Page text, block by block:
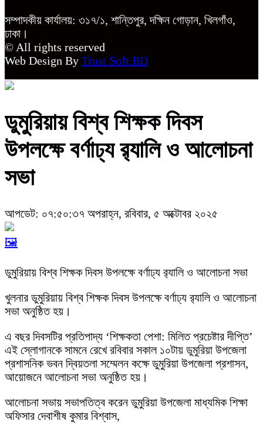
সম্পাদকীয় কার্যালয়: ৩১৭/১, শান্তিপুর, দক্ষিন গোড়ান, খিলগাঁও,
ঢাকা।
© All rights reserved
Web Design By Trust Soft BD
ডুমুরিয়ায় বিশ্ব শিক্ষক দিবস
উপলক্ষে বর্ণাঢ্য র‍্যালি ও আলোচনা
সভা
আপডেট: ০৭:৫০:৩৭ অপরাহ্ন, রবিবার, ৫ অক্টোবর ২০২৫
🖼️
ডুমুরিয়ায় বিশ্ব শিক্ষক দিবস উপলক্ষে বর্ণাঢ্য র‍্যালি ও আলোচনা সভা
খুলনার ডুমুরিয়ায় বিশ্ব শিক্ষক দিবস উপলক্ষে বর্ণাঢ্য র‍্যালি ও আলোচনা
সভা অনুষ্ঠিত হয়।
এ বছর দিবসটির প্রতিপাদ্য ‘শিক্ষকতা পেশা: মিলিত প্রচেষ্টার দীপ্তি’
এই স্লোগানকে সামনে রেখে রবিবার সকাল ১০টায় ডুমুরিয়া উপজেলা
প্রশাসনিক ভবন দ্বিয়তলা সম্মেলন কক্ষে ডুমুরিয়া উপজেলা প্রশাসন,
আয়োজনে আলোচনা সভা অনুষ্ঠিত হয়।
আলোচনা সভায় সভাপতিত্ব করেন ডুমুরিয়া উপজেলা মাধ্যমিক শিক্ষা
অফিসার দেবাশীষ কুমার বিশ্বাস,